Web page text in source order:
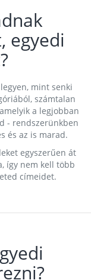
egyedi
mint senki
számtalan
a legjobban
- rendszerünkben
és az is marad.
egyszerűen át
így nem kell több
címeidet.